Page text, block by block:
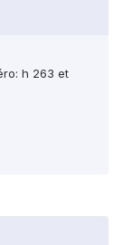
h 263 et